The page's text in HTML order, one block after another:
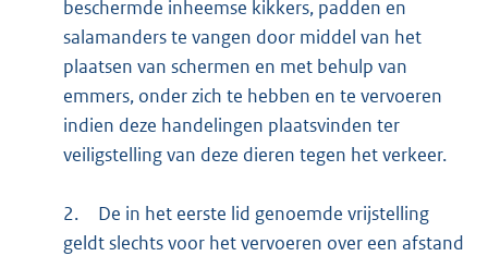
beschermde inheemse kikkers, padden en
salamanders te vangen door middel van het
plaatsen van schermen en met behulp van
emmers, onder zich te hebben en te vervoeren
indien deze handelingen plaatsvinden ter
veiligstelling van deze dieren tegen het verkeer.
2.
De in het eerste lid genoemde vrijstelling
geldt slechts voor het vervoeren over een afstand